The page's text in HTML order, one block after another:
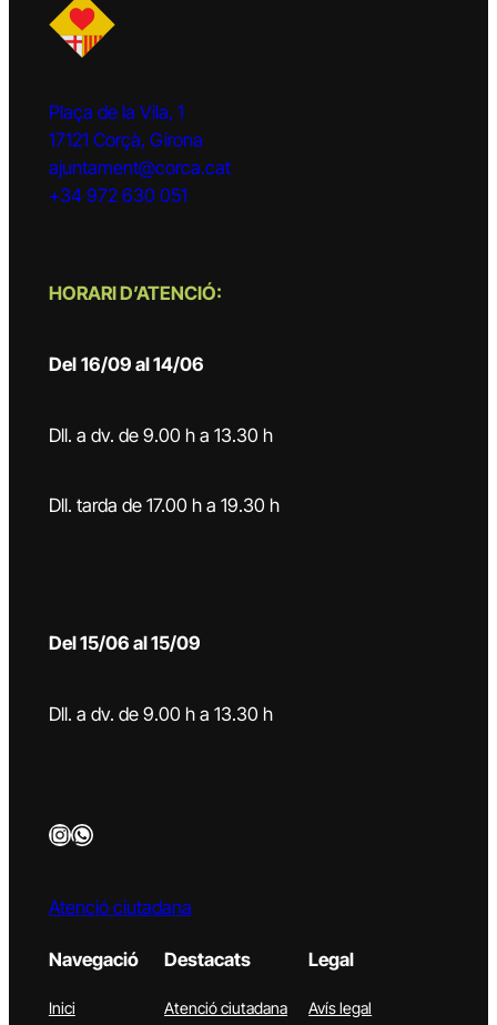
Plaça de la Vila, 1
17121 Corçà, Girona
ajuntament@corca.cat
+34 972 630 051
HORARI D’ATENCIÓ:
Del 16/09 al 14/06
Dll. a dv. de 9.00 h a 13.30 h
Dll. tarda de 17.00 h a 19.30 h
Del 15/06 al 15/09
Dll. a dv. de 9.00 h a 13.30 h
InstagramWhatsApp
Atenció ciutadana
Navegació
Inici
Destacats
Atenció ciutadana
Legal
Avís legal